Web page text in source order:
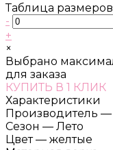
Таблица размеров
-
+
×
Выбрано
для заказа
КУПИТЬ В 1 КЛИК
Характеристики
Производитель —
Сезон — Лето
Цвет — желтые